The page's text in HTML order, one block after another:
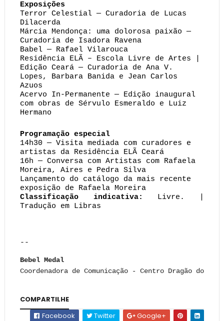
Exposições
Terror Celestial — Curadoria de Lucas
Dilacerda
Márcia Mendonça: uma dolorosa paixão —
Curadoria de Isadora Ravena
Babel — Rafael Vilarouca
Residência ELÃ – Escola Livre de Artes |
Edição Ceará — Curadoria de Ana V.
Lopes, Barbara Banida e Jean Carlos
Azuos
Acervo In-Permanente — Edição inaugural
com obras de Sérvulo Esmeraldo e Luiz
Hermano
Programação especial
14h30 — Visita mediada com curadores e
artistas da Residência ELÃ Ceará
16h — Conversa com Artistas com Rafaela
Moreira, Aires e Pedra Silva
Lançamento do catálogo da mais recente
exposição de Rafaela Moreira
Classificação indicativa:
Livre. |
Tradução em Libras
--
Bebel Medal
Coordenadora de Comunicação - Centro Dragão do
COMPARTILHE
Facebook
Twitter Google+